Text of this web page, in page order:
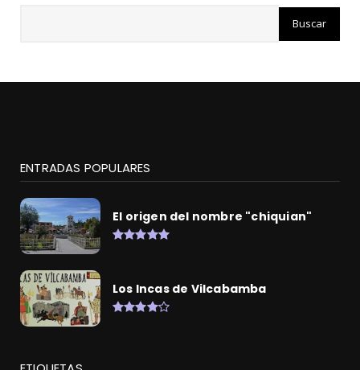
ENTRADAS POPULARES
El origen del nombre "chiquian"
Los Incas de Vilcabamba